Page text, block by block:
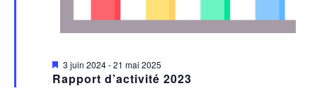
Rapport d’activité 2023
Mis
en
avant
3 juin 2024-21 mai 2025